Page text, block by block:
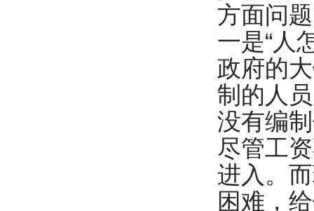
方面问
一是“人
政府的
制的人
没有编
尽管工
进入。
困难，